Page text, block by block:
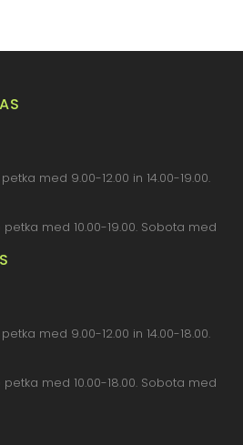
med 9.00-12.00 in 14.00-19.00.
med 10.00-19.00. Sobota med
med 9.00-12.00 in 14.00-18.00.
med 10.00-18.00. Sobota med